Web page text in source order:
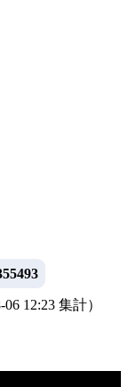
06 12:23 集計）